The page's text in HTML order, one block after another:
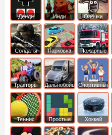
Денди Инди
Овечки
идут домой
Солдаты
Парковка
машин
Пожарные
машины
Тракторы ДальнобойщикиСпортивные
Теннис Простые Хоккей